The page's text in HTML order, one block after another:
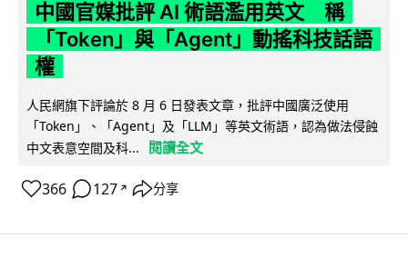
中國官媒批評 AI 術語濫用英文 稱
「Token」與「Agent」動搖科技話語
權
人民網旗下評論於 8 月 6 日發表文章，批評中國廣泛使用
「Token」、「Agent」及「LLM」等英文術語，認為做法侵蝕
中文表意空間及科...
閱讀全文
366 127 ↗ 分享